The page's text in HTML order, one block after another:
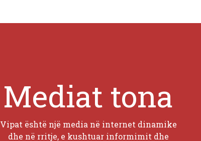
Mediat tona
Vipat është një media në internet dinamike
dhe në rritje, e kushtuar informimit dhe